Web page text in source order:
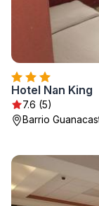
Hotel Nan King
7.6 (5)
Barrio